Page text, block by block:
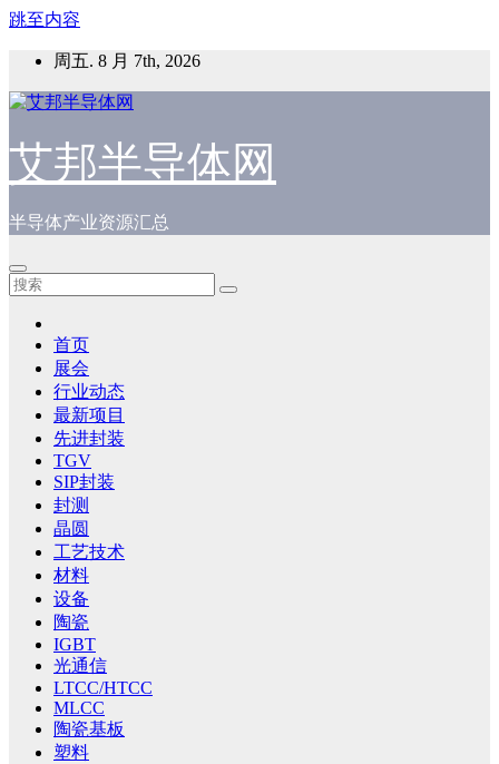
跳至内容
周五. 8 月 7th, 2026
艾邦半导体网
半导体产业资源汇总
首页
展会
行业动态
最新项目
先进封装
TGV
SIP封装
封测
晶圆
工艺技术
材料
设备
陶瓷
IGBT
光通信
LTCC/HTCC
MLCC
陶瓷基板
塑料